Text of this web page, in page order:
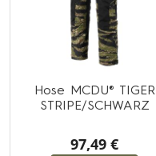
Hose MCDU® TIGER
STRIPE/SCHWARZ
97,49 €